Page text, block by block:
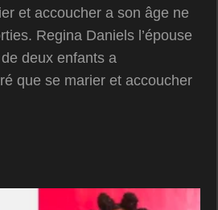
et accoucher a son âge ne
Regina Daniels l’épouse
deux enfants a
que se marier et accoucher